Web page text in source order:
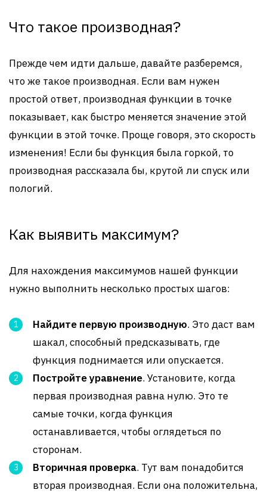
Что такое производная?
Прежде чем идти дальше, давайте разберемся,
что же такое производная. Если вам нужен
простой ответ, производная функции в точке
показывает, как быстро меняется значение этой
функции в этой точке. Проще говоря, это скорость
изменения! Если бы функция была горкой, то
производная рассказала бы, крутой ли спуск или
пологий.
Как выявить максимум?
Для нахождения максимумов нашей функции
нужно выполнить несколько простых шагов:
Найдите первую производную. Это даст вам
шакал, способный предсказывать, где
функция поднимается или опускается.
Постройте уравнение. Установите, когда
первая производная равна нулю. Это те
самые точки, когда функция
останавливается, чтобы оглядеться по
сторонам.
Вторичная проверка. Тут вам понадобится
вторая производная. Если она положительна,